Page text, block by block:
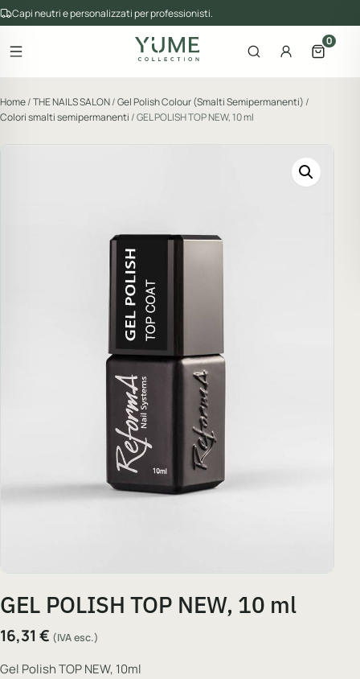
Capi neutri e personalizzati per professionisti.
Apri il menu
del catalogo
Apri la ricerca
AccountApri il
0
Home/THE NAILS SALON/Gel Polish Colour (Smalti Semipermanenti) /
Colori smalti semipermanenti / GEL POLISH TOP NEW, 10 ml
GEL POLISH TOP NEW, 10 ml
16,31 € (IVA esc.)
Gel Polish TOP NEW, 10ml